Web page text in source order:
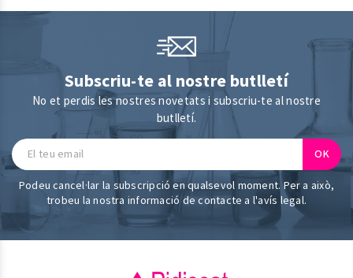
Subscriu-te al nostre butlletí
No et perdis les nostres novetats i subscriu-te al nostre
butlletí.
Podeu cancel·lar la subscripció en qualsevol moment. Per a això,
trobeu la nostra informació de contacte a l'avís legal.